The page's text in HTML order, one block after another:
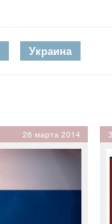
Украина
26 марта 2014